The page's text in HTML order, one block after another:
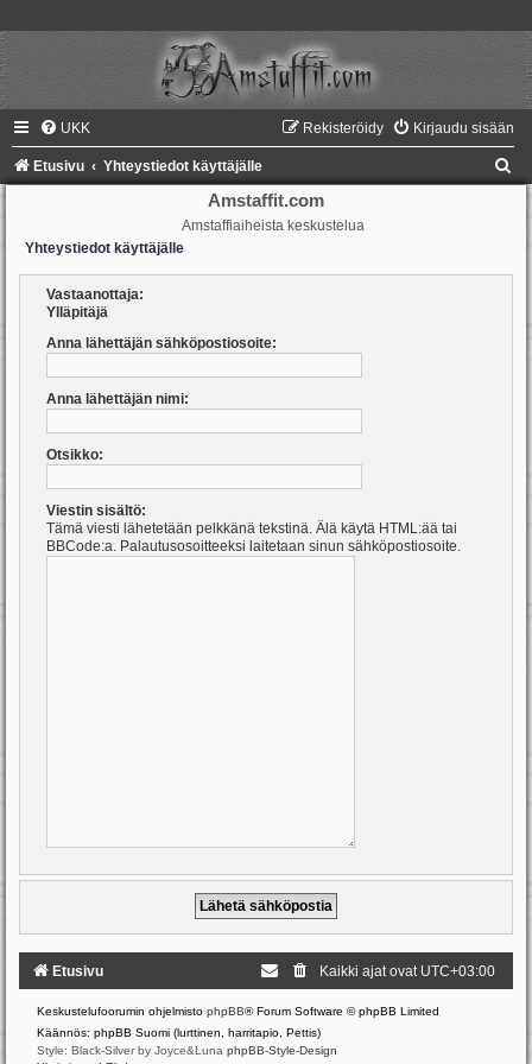
UKK Kirjaudu sisään
Rekisteröidy
Etusivu Yhteystiedot käyttäjälle
Amstaffit.com
Amstaffiaiheista keskustelua
Yhteystiedot käyttäjälle
Vastaanottaja:
Ylläpitäjä
Anna lähettäjän sähköpostiosoite:
Anna lähettäjän nimi:
Otsikko:
Viestin sisältö:
Tämä viesti lähetetään pelkkänä tekstinä. Älä käytä HTML:ää tai
BBCode:a. Palautusosoitteeksi laitetaan sinun sähköpostiosoite.
Etusivu Kaikki ajat ovat UTC+03:00
Keskustelufoorumin ohjelmisto phpBB® Forum Software © phpBB Limited
Käännös: phpBB Suomi (lurttinen, harritapio, Pettis)
Style: Black-Silver by Joyce&Luna phpBB-Style-Design